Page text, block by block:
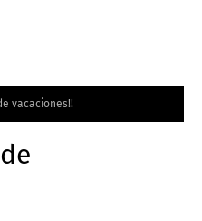
vacaciones!!